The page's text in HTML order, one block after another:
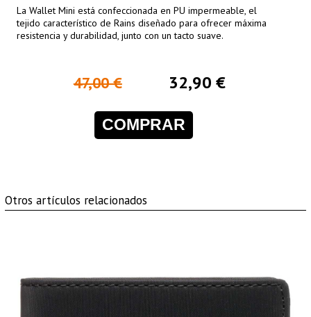
La Wallet Mini está confeccionada en PU impermeable, el
tejido característico de Rains diseñado para ofrecer máxima
resistencia y durabilidad, junto con un tacto suave.
47,00 € 32,90 €
COMPRAR
Otros artículos relacionados